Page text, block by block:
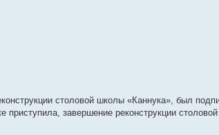
столовой школы «Каннука», был
завершение реконструкции столовой